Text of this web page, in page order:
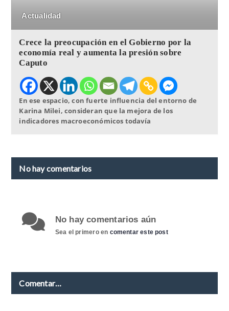
Actualidad
Crece la preocupación en el Gobierno por la
economía real y aumenta la presión sobre
Caputo
En ese espacio, con fuerte influencia del entorno de
Karina Milei, consideran que la mejora de los
indicadores macroeconómicos todavía
No hay comentarios
No hay comentarios aún
Sea el primero en comentar este post
Comentar…